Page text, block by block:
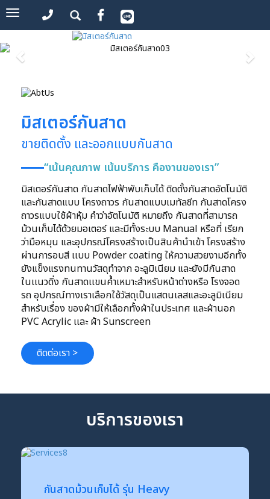
Toggle
navigation
มิสเตอร์กันสาด
ขายติดตั้ง และออกแบบกันสาด
“เน้นคุณภาพ เน้นบริการ คืองานของเรา”
มิสเตอร์กันสาด กันสาดไฟฟ้าพับเก็บได้ ติดตั้งกันสาดอัตโนมัติ
และกันสาดแบบ โครงถาวร กันสาดแบบเมทัลซีท กันสาดโครง
ถาวรแบบใช้ผ้าหุ้ม คําว่าอัตโนมัติ หมายถึง กันสาดที่สามารถ
ม้วนเก็บได้ด้วยมอเตอร์ และมีทั้งระบบ Manual หรือที่ เรียก
ว่ามือหมุน และอุปกรณ์โครงสร้างเป็นสินค้านําเข้า โครงสร้าง
ผ่านการอบสี เเบบ Powder coating ให้ความสวยงามอีกทั้ง
ยังแข็งแรงทนทานวัสดุทําจาก อะลูมิเนียม และยังมีกันสาด
ในเเนวดิ่ง กันสาดเเขนคํ้าเหมาะสําหรับหน้าต่างหรือ โรงจอด
รถ อุปกรณ์ทางเราเลือกใช้วัสดุเป็นแสตนเลสและอะลูมิเนียม
สําหรับเรื่อง ของผ้ามีให้เลือกทั้งผ้าในประเทศ และผ้านอก
PVC Acrylic เเละ ผ้า Sunscreen
ติดต่อเรา >
บริการของเรา
กันสาดม้วนเก็บได้ รุ่น Heavy